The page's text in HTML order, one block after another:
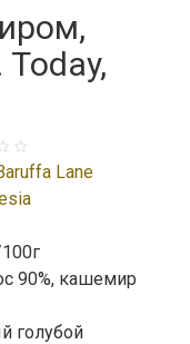
Lane
90%, кашемир
голубой